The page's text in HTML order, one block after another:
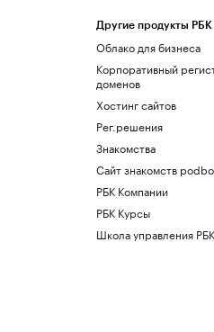
Другие продукты РБК
Облако для бизнеса
Корпоративный
доменов
Хостинг сайтов
Рег.решения
Знакомства
Сайт знакомств
РБК Компании
РБК Курсы
Школа управления РБК